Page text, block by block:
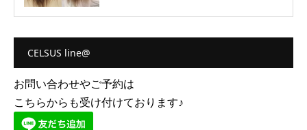
CELSUS line@
お問い合わせやご予約は
こちらからも受け付けております♪